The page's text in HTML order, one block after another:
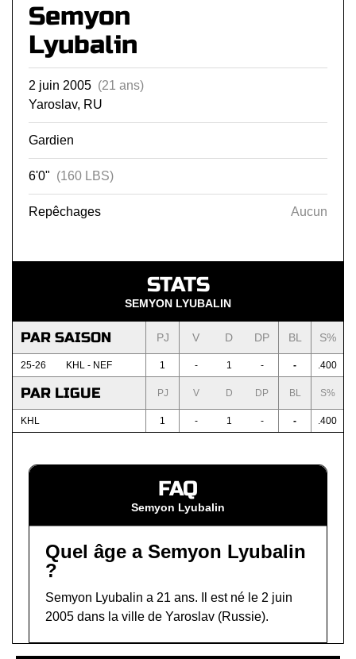
Semyon
Lyubalin
2 juin 2005 (21 ans)
Yaroslav, RU
Gardien
6'0" (160 LBS)
Repêchages Aucun
STATS
SEMYON LYUBALIN
PAR SAISON PJ V D DP BL S%
25-26 KHL - NEF 1 - 1 - - .400
PAR LIGUE PJ V D DP BL S%
KHL 1 - 1 - - .400
FAQ
Semyon Lyubalin
Quel âge a Semyon Lyubalin
?
Semyon Lyubalin a 21 ans. Il est né le 2 juin
2005 dans la ville de Yaroslav (Russie).